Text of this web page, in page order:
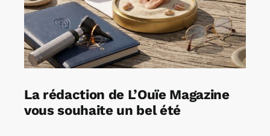
La rédaction de L’Ouïe Magazine
vous souhaite un bel été